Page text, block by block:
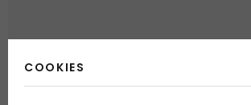
COOKIES